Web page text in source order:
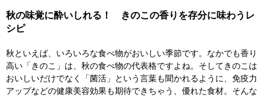
秋の味覚に酔いしれる！ きのこの香りを存分に味わうレ
シピ
秋といえば、いろいろな食べ物がおいしい季節です。なかでも香り
高い「きのこ」は、秋の食べ物の代表格ですよね。そしてきのこは
おいしいだけでなく「菌活」という言葉も聞かれるように、免疫力
アップなどの健康美容効果も期待できちゃう、優れた食材。そんな